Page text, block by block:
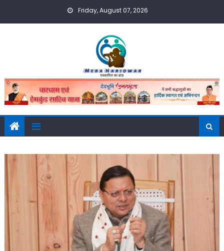
Friday, August 07, 2026